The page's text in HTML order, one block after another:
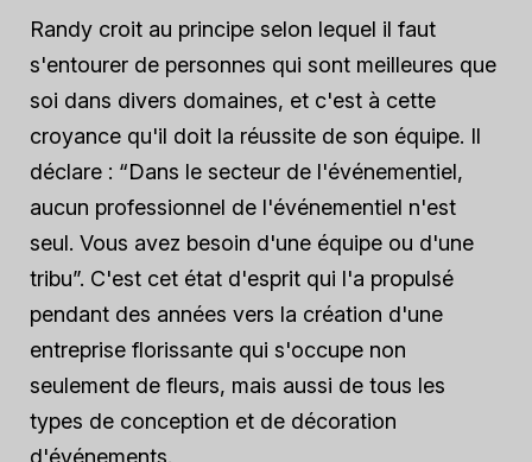
Randy croit au principe selon lequel il faut
s'entourer de personnes qui sont meilleures que
soi dans divers domaines, et c'est à cette
croyance qu'il doit la réussite de son équipe. Il
déclare : “Dans le secteur de l'événementiel,
aucun professionnel de l'événementiel n'est
seul. Vous avez besoin d'une équipe ou d'une
tribu”. C'est cet état d'esprit qui l'a propulsé
pendant des années vers la création d'une
entreprise florissante qui s'occupe non
seulement de fleurs, mais aussi de tous les
types de conception et de décoration
d'événements.